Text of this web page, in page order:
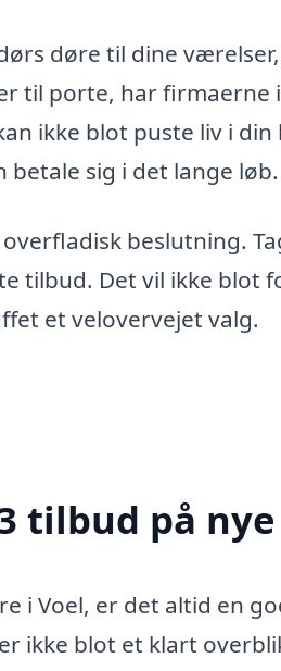
døre til dine
til porte, har firmaerne
ikke blot puste liv i
sig i det lange løb.
beslutning.
tilbud. Det vil ikke blot
et velovervejet valg.
på nye
i Voel, er det altid en
ikke blot et klart